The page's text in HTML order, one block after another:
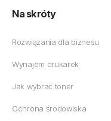
Na skróty
Rozwiązania dla biznesu
Wynajem drukarek
Jak wybrać toner
Ochrona środowiska